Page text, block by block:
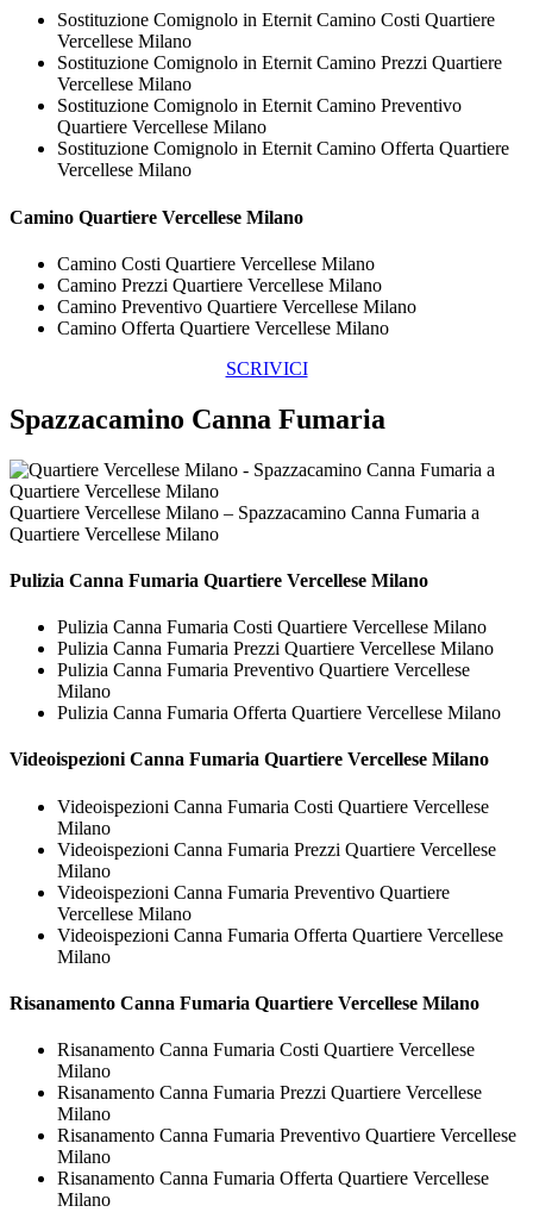
Sostituzione Comignolo in Eternit Camino Costi Quartiere
Vercellese Milano
Sostituzione Comignolo in Eternit Camino Prezzi Quartiere
Vercellese Milano
Sostituzione Comignolo in Eternit Camino Preventivo
Quartiere Vercellese Milano
Sostituzione Comignolo in Eternit Camino Offerta Quartiere
Vercellese Milano
Camino Quartiere Vercellese Milano
Camino Costi Quartiere Vercellese Milano
Camino Prezzi Quartiere Vercellese Milano
Camino Preventivo Quartiere Vercellese Milano
Camino Offerta Quartiere Vercellese Milano
SCRIVICI
Spazzacamino Canna Fumaria
Quartiere Vercellese Milano – Spazzacamino Canna Fumaria a
Quartiere Vercellese Milano
Pulizia Canna Fumaria Quartiere Vercellese Milano
Pulizia Canna Fumaria Costi Quartiere Vercellese Milano
Pulizia Canna Fumaria Prezzi Quartiere Vercellese Milano
Pulizia Canna Fumaria Preventivo Quartiere Vercellese
Milano
Pulizia Canna Fumaria Offerta Quartiere Vercellese Milano
VideoispezioniCanna Fumaria Quartiere Vercellese Milano
Videoispezioni Canna Fumaria Costi Quartiere Vercellese
Milano
Videoispezioni Canna Fumaria Prezzi Quartiere Vercellese
Milano
Videoispezioni Canna Fumaria Preventivo Quartiere
Vercellese Milano
Videoispezioni Canna Fumaria Offerta Quartiere Vercellese
Milano
Risanamento Canna Fumaria Quartiere Vercellese Milano
Risanamento Canna Fumaria Costi Quartiere Vercellese
Milano
Risanamento Canna Fumaria Prezzi Quartiere Vercellese
Milano
Risanamento Canna Fumaria Preventivo Quartiere Vercellese
Milano
Risanamento Canna Fumaria Offerta Quartiere Vercellese
Milano